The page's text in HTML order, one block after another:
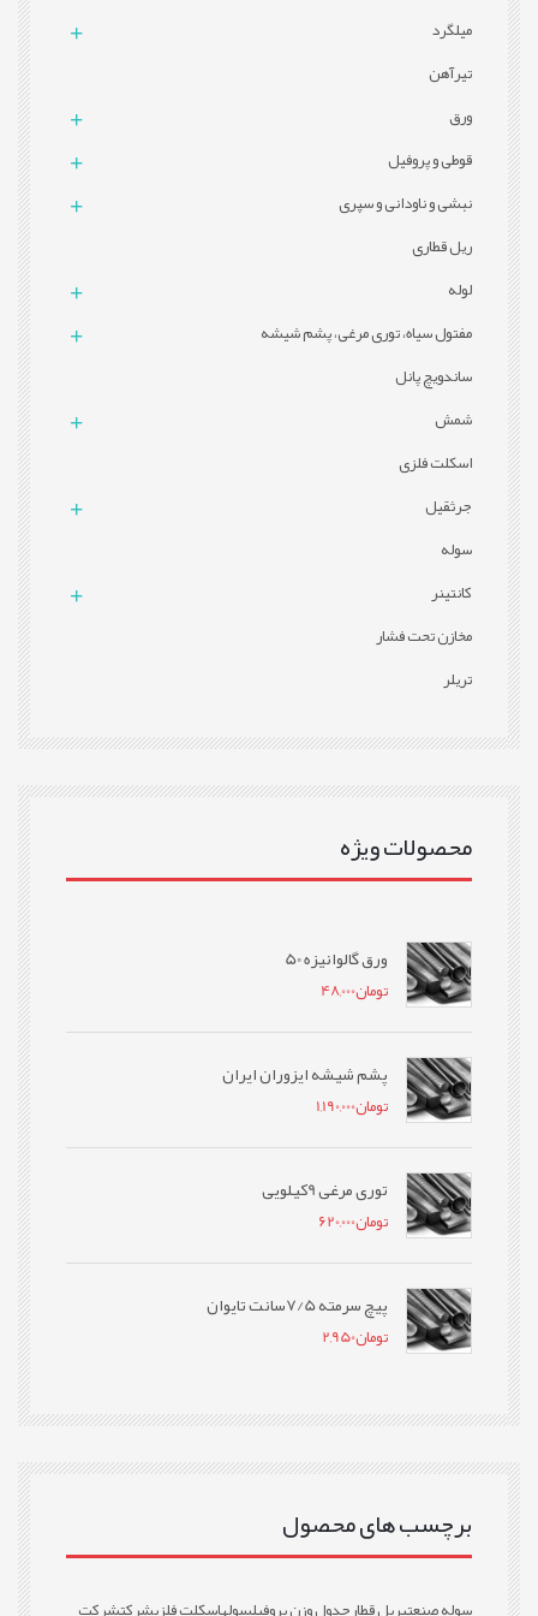
میلگرد
تيرآهن
ورق
قوطی و پروفيل
نبشی و ناودانی و سپری
ریل قطاری
لوله
مفتول سیاه، توری مرغی، پشم شیشه
ساندویچ پانل
شمش
اسکلت فلزی
جرثقیل
سوله
کانتینر
مخازن تحت فشار
تریلر
محصولات ویژه
ورق گالوانیزه 50
تومان48,000
پشم شیشه ایزوران ایران
تومان1,190,000
توری مرغی 9کیلویی
تومان620,000
پیچ سرمته 7/5سانت تایوان
تومان2,950
برچسب های محصول
سوله صنعتیریل قطارجدول وزن پروفیلسولهاسکلت فلزیشرکتشرکت